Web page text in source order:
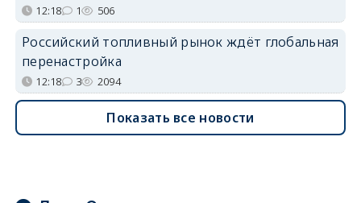
12:18 1 506
Российский топливный рынок ждёт глобальная
перенастройка
12:18 3 2094
Показать все новости